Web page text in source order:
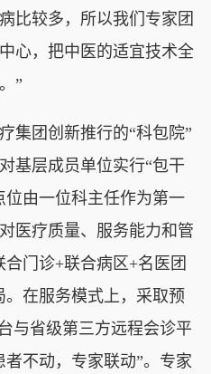
比较多，所以我们专家团
心，把中医的适宜技术全
”
团创新推行的“科包院”
层成员单位实行“包干
位由一位科主任作为第一
医疗质量、服务能力和管
门诊+联合病区+名医团
。在服务模式上，采取预
与省级第三方远程会诊平
不动，专家联动”。专家